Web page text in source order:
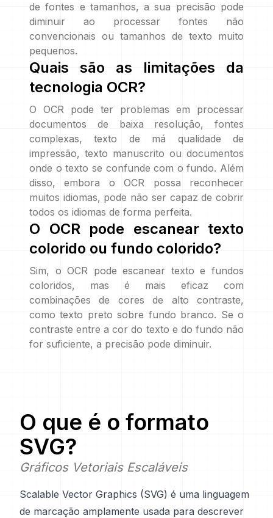
de fontes e tamanhos, a sua precisão pode
diminuir ao processar fontes não
convencionais ou tamanhos de texto muito
pequenos.
Quais são as limitações da
tecnologia OCR?
O OCR pode ter problemas em processar
documentos de baixa resolução, fontes
complexas, texto de má qualidade de
impressão, texto manuscrito ou documentos
onde o texto se confunde com o fundo. Além
disso, embora o OCR possa reconhecer
muitos idiomas, pode não ser capaz de cobrir
todos os idiomas de forma perfeita.
O OCR pode escanear texto
colorido ou fundo colorido?
Sim, o OCR pode escanear texto e fundos
coloridos, mas é mais eficaz com
combinações de cores de alto contraste,
como texto preto sobre fundo branco. Se o
contraste entre a cor do texto e do fundo não
for suficiente, a precisão pode diminuir.
O que é o formato
SVG?
Gráficos Vetoriais Escaláveis
Scalable Vector Graphics (SVG) é uma linguagem
de marcação amplamente usada para descrever